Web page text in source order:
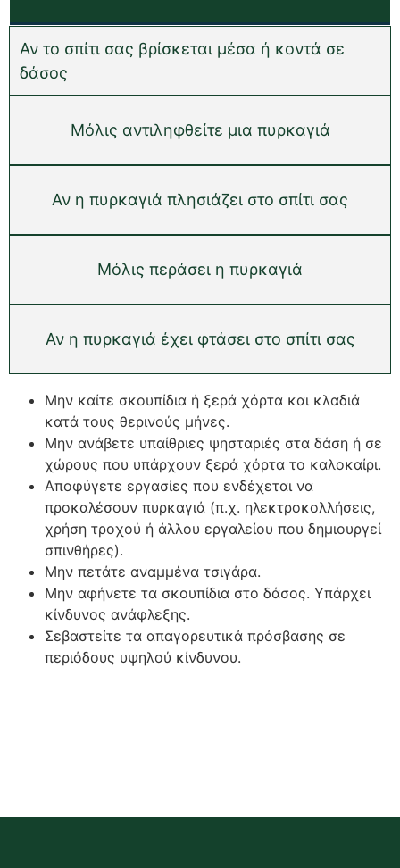
Αν το σπίτι σας βρίσκεται μέσα ή κοντά σε
δάσος
Μόλις αντιληφθείτε μια πυρκαγιά
Αν η πυρκαγιά πλησιάζει στο σπίτι σας
Μόλις περάσει η πυρκαγιά
Αν η πυρκαγιά έχει φτάσει στο σπίτι σας
Μην καίτε σκουπίδια ή ξερά χόρτα και κλαδιά
κατά τους θερινούς μήνες.
Μην ανάβετε υπαίθριες ψησταριές στα δάση ή σε
χώρους που υπάρχουν ξερά χόρτα το καλοκαίρι.
Αποφύγετε εργασίες που ενδέχεται να
προκαλέσουν πυρκαγιά (π.χ. ηλεκτροκολλήσεις,
χρήση τροχού ή άλλου εργαλείου που δημιουργεί
σπινθήρες).
Μην πετάτε αναμμένα τσιγάρα.
Μην αφήνετε τα σκουπίδια στο δάσος. Υπάρχει
κίνδυνος ανάφλεξης.
Σεβαστείτε τα απαγορευτικά πρόσβασης σε
περιόδους υψηλού κίνδυνου.